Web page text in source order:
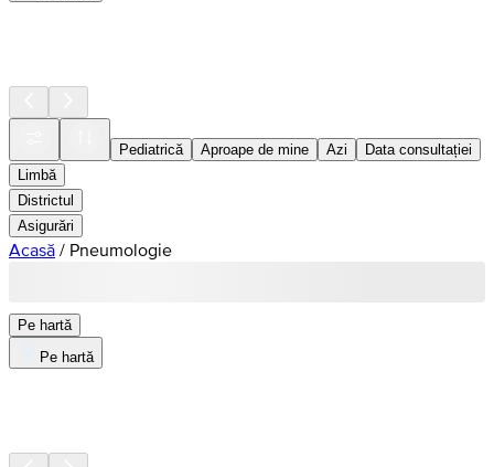
Pediatrică Aproape de mine Azi
Data consultației
Limbă
Districtul
Asigurări
Acasă / Pneumologie
Pe hartă
Pe hartă